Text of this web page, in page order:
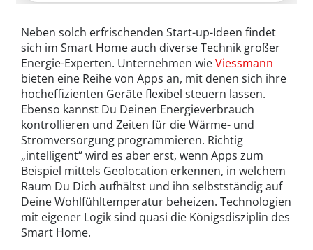
Neben solch erfrischenden Start-up-Ideen findet
sich im Smart Home auch diverse Technik großer
Energie-Experten. Unternehmen wieViessmann
bieten eine Reihe von Apps an, mit denen sich ihre
hocheffizienten Geräte flexibel steuern lassen.
Ebenso kannst Du Deinen Energieverbrauch
kontrollieren und Zeiten für die Wärme- und
Stromversorgung programmieren. Richtig
„intelligent“ wird es aber erst, wenn Apps zum
Beispiel mittels Geolocation erkennen, in welchem
Raum Du Dich aufhältst und ihn selbstständig auf
Deine Wohlfühltemperatur beheizen. Technologien
mit eigener Logik sind quasi die Königsdisziplin des
Smart Home.